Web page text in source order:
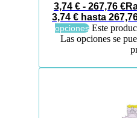
3,74 € - 267,76 €
3,74 € hasta
opciones Este
Las opciones se